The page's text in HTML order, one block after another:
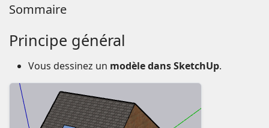
Sommaire
Principe général
Vous dessinez un modèle dans SketchUp.